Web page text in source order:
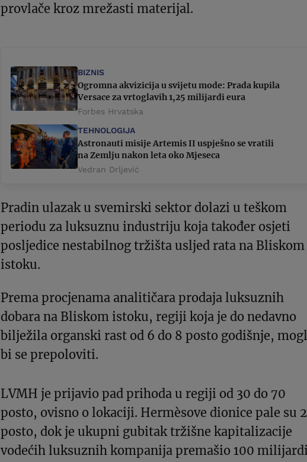
provlače kroz mrežasti materijal.
BIZNIS
Ogromna akvizicija u svijetu mode: Prada kupila
Versace za vrtoglavih 1,25 milijardi eura
Forbes Hrvatska
TEHNOLOGIJA
Astronauti misije Artemis II uspješno se vratili
na Zemlju nakon leta oko Mjeseca
Vedran Drljević
Pradin ulazak u svemirski sektor dolazi u teškom
periodu za luksuznu industriju koja također osjeti
posljedice nestabilnog tržišta usljed rata na Bliskom
istoku.
Prema procjenama analitičara prodaja luksuznih
dobara na Bliskom istoku, regiji koja je do nedavno
bilježila organski rast od 6 do 8 posto godišnje,
bi se prepoloviti.
LVMH je prijavio pad prihoda u regiji od 30 do 70
posto, ovisno o lokaciji. Hermèsove dionice pale su
posto, dok je ukupni gubitak tržišne kapitalizacije
vodećih luksuznih kompanija premašio 100 milijardi